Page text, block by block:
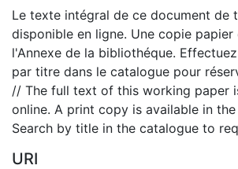
Le texte intégral de ce document de
disponible en ligne. Une copie
l'Annexe de la bibliothéque.
par titre dans le catalogue pour
// The full text of this working paper
online. A print copy is available in
Search by title in the catalogue to
URI